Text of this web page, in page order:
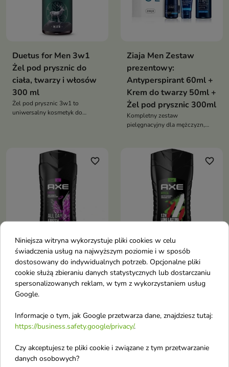
Duetus for Men 3w1
Żel pod prysznic do
ciała, twarzy i włosów
300 ml
Żel pod prysznic 3w1 to
uniwersalny kosmetyk do
pozostawiając ją gładką i
komfortową w dotyku. Formuła
wzbogacona o składniki
nawilżające zapewnia uczucie
świeżości, a zapach inspirowany
perfumami Invictus dodaje
energii i pewności siebie
Ziaja Men Zestaw
prezentowy:
Antyperspirant 60ml +
Krem do twarzy 50ml +
Żel pod prysznic 300ml
Kompletny zestaw
pielęgnacyjny dla mężczyzn,
długotrwałą świeżość każdego
favorite_border
Axe Żel pod prysznic
Excite 400 ml
Żel pod prysznic Excite
favorite_border
Axe Żel pod prysznic
Africa 400 ml
Żel pod prysznic Africa
favorite_border
Niniejsza witryna wykorzystuje pliki cookies w celu
świadczenia usług na najwyższym poziomie i w sposób
dostosowany do indywidualnych potrzeb. Opcjonalne pliki
cookie służą zbieraniu danych statystycznych lub dostarczaniu
spersonalizowanych reklam, w tym z wykorzystaniem usług
Google.
Informacje o tym, jak Google przetwarza dane, znajdziesz tutaj:
https://business.safety.google/privacy/.
Czy akceptujesz te pliki cookie i związane z tym przetwarzanie
danych osobowych?